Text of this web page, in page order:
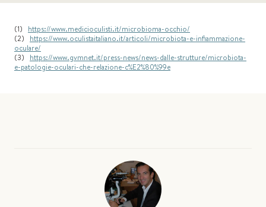
(1) https://www.medicioculisti.it/microbioma-occhio/
(2) https://www.oculistaitaliano.it/articoli/microbiota-e-infiammazione-
oculare/
(3) https://www.gvmnet.it/press-news/news-dalle-strutture/microbiota-
e-patologie-oculari-che-relazione-c%E2%80%99e